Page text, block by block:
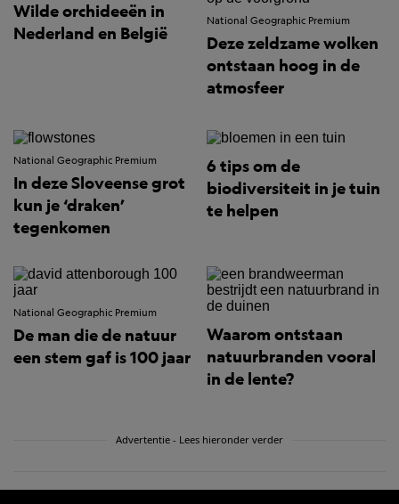
Wilde orchideeën in
Nederland en België
National Geographic Premium
Deze zeldzame wolken
ontstaan hoog in de
atmosfeer
National Geographic Premium
In deze Sloveense grot
kun je ‘draken’
tegenkomen
6 tips om de
biodiversiteit in je tuin
te helpen
National Geographic Premium
De man die de natuur
een stem gaf is 100 jaar
Waarom ontstaan
natuurbranden vooral
in de lente?
Advertentie - Lees hieronder verder